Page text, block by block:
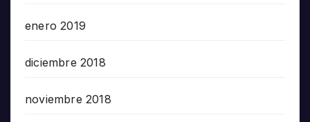
enero 2019
diciembre 2018
noviembre 2018